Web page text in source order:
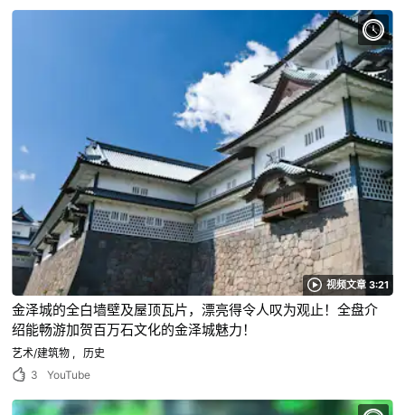
视频文章 3:21
金泽城的全白墙壁及屋顶瓦片，漂亮得令人叹为观止！全盘介
绍能畅游加贺百万石文化的金泽城魅力！
艺术/建筑物
历史
3
YouTube